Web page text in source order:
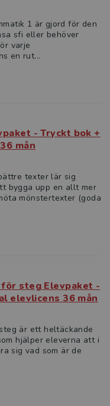
1 är gjord för den
sfi eller behöver
varje
en rut...
- Tryckt bok +
mån
texter lär sig
bygga upp en allt mer
mönstertexter (goda
steg Elevpaket -
elevlicens 36 mån
är ett heltäckande
hjälper eleverna att i
sig vad som är de